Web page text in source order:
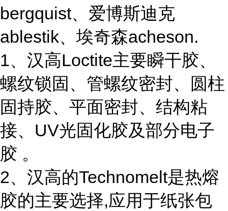
bergquist、爱博斯迪克
ablestik、埃奇森acheson.
1、汉高Loctite主要瞬干胶、
螺纹锁固、管螺纹密封、圆柱
固持胶、平面密封、结构粘
接、UV光固化胶及部分电子
胶 。
2、汉高的Technomelt是热熔
胶的主要选择,应用于纸张包